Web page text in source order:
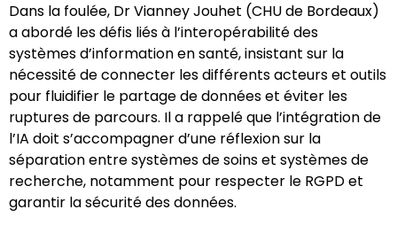
Dans la foulée, Dr Vianney Jouhet (CHU de Bordeaux)
a abordé les défis liés à l’interopérabilité des
systèmes d’information en santé, insistant sur la
nécessité de connecter les différents acteurs et outils
pour fluidifier le partage de données et éviter les
ruptures de parcours. Il a rappelé que l’intégration de
l’IA doit s’accompagner d’une réflexion sur la
séparation entre systèmes de soins et systèmes de
recherche, notamment pour respecter le RGPD et
garantir la sécurité des données.